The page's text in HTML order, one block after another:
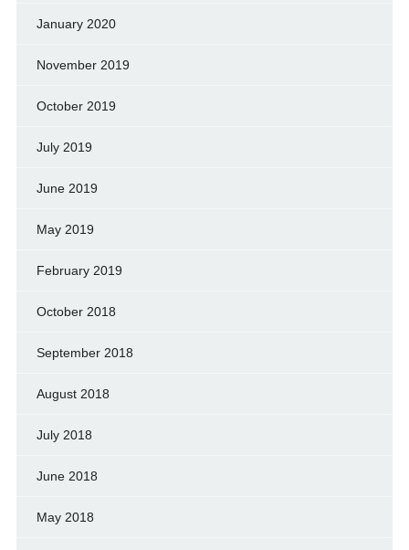
January 2020
November 2019
October 2019
July 2019
June 2019
May 2019
February 2019
October 2018
September 2018
August 2018
July 2018
June 2018
May 2018